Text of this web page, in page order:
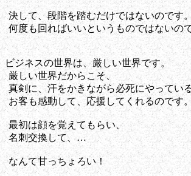
て、段階を踏むだけではないのです
度も回ればいいというものではないの
ジネスの世界は、厳しい世界です。
い世界だからこそ、
剣に、汗をかきながら必死にやってい
客も感動して、応援してくれるのです
初は顔を覚えてもらい、
刺交換して、…
んて甘っちょろい！